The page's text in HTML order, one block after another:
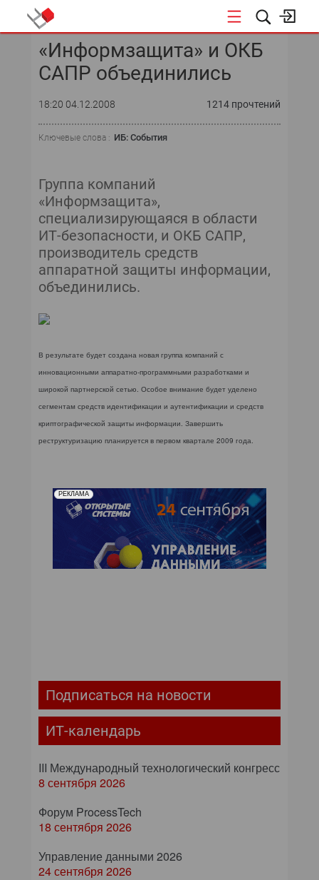
КОНФЕРЕНЦИИ
«ОТКРЫТЫЕ СИСТЕМЫ»
БЕЗОПАСНОСТЬ
ИТ В ЗДРАВООХРАНЕНИИ
ПАРТНЕРСКИЕ ПРОЕКТЫ
ПРЕСС-РЕЛИЗЫ
АРХИВ ЖУРНАЛОВ
ПОДПИСКА
«Информзащита» и ОКБ
САПР объединились
18:20 04.12.2008 1214 прочтений
Ключевые слова : ИБ: События
Группа компаний
«Информзащита»,
специализирующаяся в области
ИТ-безопасности, и ОКБ САПР,
производитель средств
аппаратной защиты информации,
объединились.
В результате будет создана новая группа компаний с
инновационными аппаратно-программными разработками и
широкой партнерской сетью. Особое внимание будет уделено
сегментам средств идентификации и аутентификации и средств
криптографической защиты информации. Завершить
реструктуризацию планируется в первом квартале 2009 года.
РЕКЛАМА
Подписаться на новости
ИТ-календарь
III Международный технологический конгресс
8 сентября 2026
Форум ProcessTech
18 сентября 2026
Управление данными 2026
24 сентября 2026